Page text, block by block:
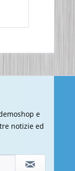
e
notizie ed